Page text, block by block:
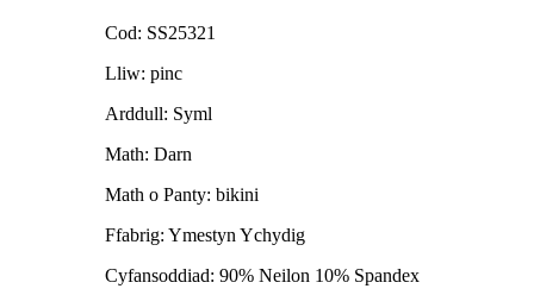
Cod: SS25321
Lliw: pinc
Arddull: Syml
Math: Darn
Math o Panty: bikini
Ffabrig: Ymestyn Ychydig
Cyfansoddiad: 90% Neilon 10% Spandex